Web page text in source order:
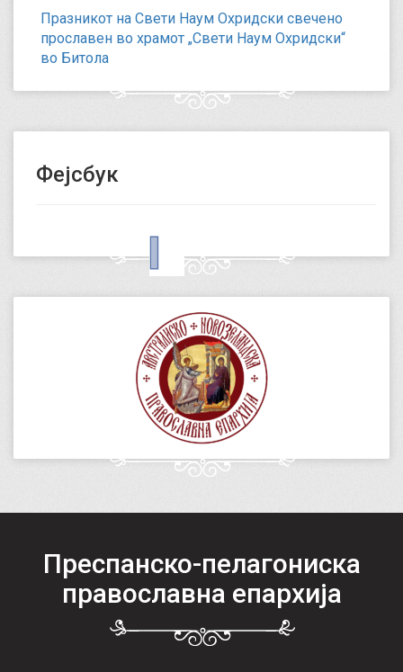
Празникот на Свети Наум Охридски свечено
прославен во храмот „Свети Наум Охридски“
во Битола
Фејсбук
Преспанско-пелагониска
православна епархија